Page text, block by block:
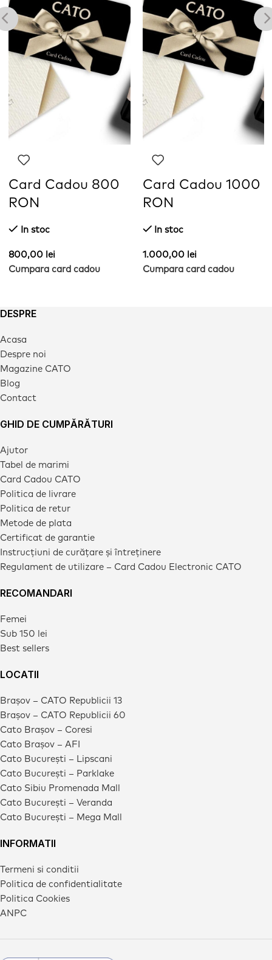
Card Cadou 800
RON
In stoc
800,00 lei
Cumpara card cadou
Card Cadou 1000
RON
In stoc
1.000,00 lei
Cumpara card cadou
DESPRE
Acasa
Despre noi
Magazine CATO
Blog
Contact
GHID DE CUMPĂRĂTURI
Ajutor
Tabel de marimi
Card Cadou CATO
Politica de livrare
Politica de retur
Metode de plata
Certificat de garantie
Instrucțiuni de curățare și întreținere
Regulament de utilizare – Card Cadou Electronic CATO
RECOMANDARI
Femei
Sub 150 lei
Best sellers
LOCATII
Brașov – CATO Republicii 13
Brașov – CATO Republicii 60
Cato Brașov – Coresi
Cato Brașov – AFI
Cato București – Lipscani
Cato București – Parklake
Cato Sibiu Promenada Mall
Cato București – Veranda
Cato București – Mega Mall
INFORMATII
Termeni si conditii
Politica de confidentialitate
Politica Cookies
ANPC